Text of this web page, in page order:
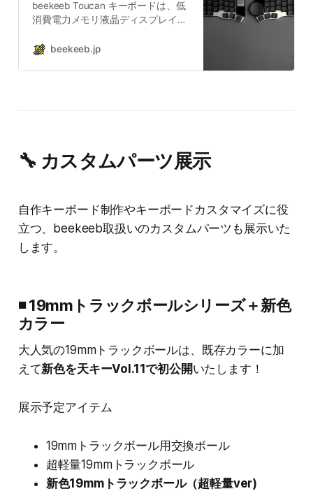
beekeeb Toucan キーボードは、低
消費電力メモリ液晶ディスプレイと
ーボードで、人気のPiantor 配列を
ローラーを搭載し、iPad やノートパ
ソコン、デスクトップ PC と
Prospector などの Bluetooth ドング
ルともペアリング可能です。 DIY の
楽しさをそのまま
beekeeb.jp
🔧 カスタムパーツ展示
自作キーボード制作やキーボードカスタマイズに役
立つ、beekeeb取扱いのカスタムパーツも展示いた
します。
◾️ 19mmトラックボールシリーズ＋新色
カラー
大人気の19mmトラックボールは、既存カラーに加
えて新色を天キーVol.11で初公開いたします！
展示予定アイテム
19mmトラックボール用交換ボール
超軽量19mmトラックボール
新色19mmトラックボール（超軽量ver)